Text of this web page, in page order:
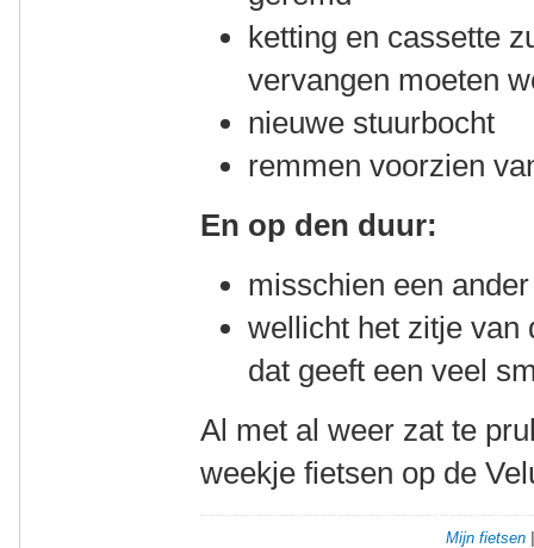
ketting en cassette
vervangen moeten
nieuwe stuurbocht
remmen voorzien
En op den duur:
misschien een
wellicht het zitje van
dat geeft een veel
Al met al weer zat te
weekje fietsen op de
Mijn fietsen